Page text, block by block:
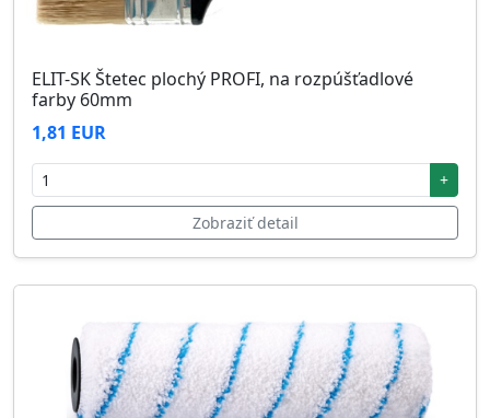
ELIT-SK Štetec plochý PROFI, na rozpúšťadlové
farby 60mm
1,81 EUR
+
Zobraziť detail